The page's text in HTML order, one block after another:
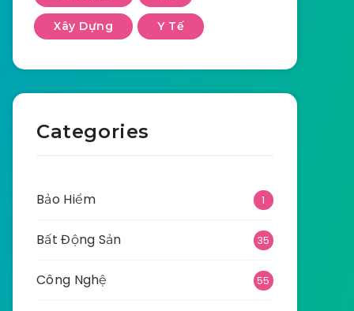
Xây Dựng Y Tế
Categories
Bảo Hiểm 1
Bất Động Sản 35
Công Nghệ 55